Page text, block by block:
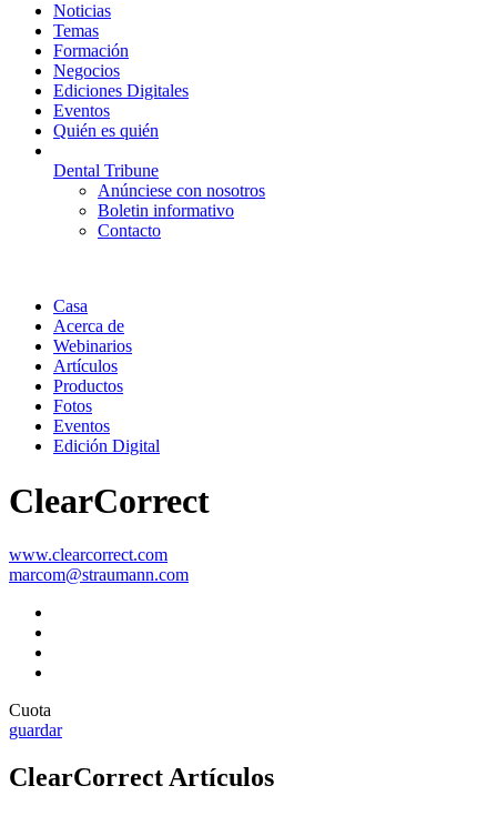
Noticias
Temas
Formación
Negocios
Ediciones Digitales
Eventos
Quién es quién
Dental Tribune
Anúnciese con nosotros
Boletin informativo
Contacto
Casa
Acerca de
Webinarios
Artículos
Productos
Fotos
Eventos
Edición Digital
ClearCorrect
www.clearcorrect.com
marcom@straumann.com
Cuota
guardar
ClearCorrect Artículos